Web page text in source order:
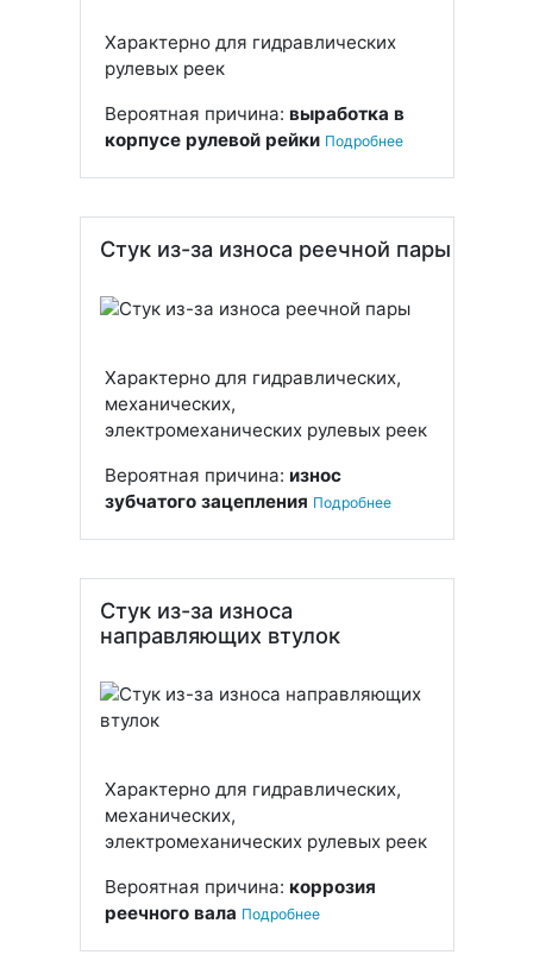
Характерно для гидравлических
рулевых реек
Вероятная причина: выработка в
корпусе рулевой рейки Подробнее
Стук из-за износа реечной пары
Характерно для гидравлических,
механических,
электромеханических рулевых реек
Вероятная причина: износ
зубчатого зацепления Подробнее
Стук из-за износа
направляющих втулок
Характерно для гидравлических,
механических,
электромеханических рулевых реек
Вероятная причина: коррозия
реечного вала Подробнее